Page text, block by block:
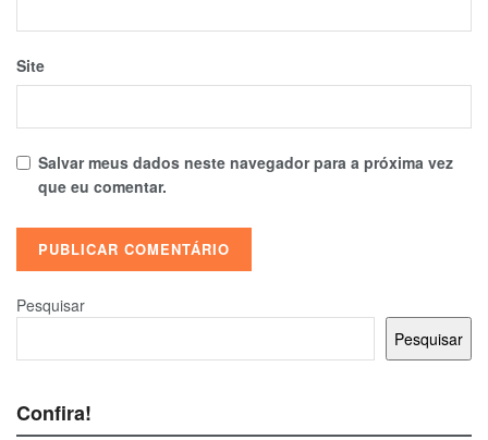
Site
Salvar meus dados neste navegador para a próxima vez
que eu comentar.
Pesquisar
Pesquisar
Confira!